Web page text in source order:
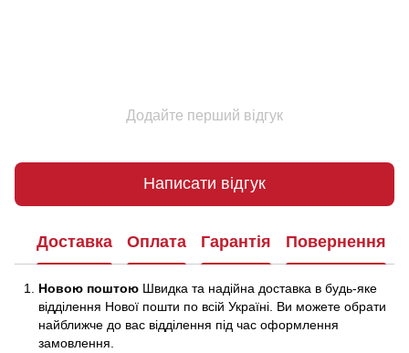
Додайте перший відгук
Написати відгук
Доставка Оплата Гарантія Повернення
Новою поштою Швидка та надійна доставка в будь-яке
відділення Нової пошти по всій Україні. Ви можете обрати
найближче до вас відділення під час оформлення
замовлення.